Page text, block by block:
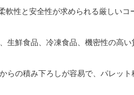
軟性と安全性が求められる厳しいコ
生鮮食品、冷凍食品、機密性の高
らの積み下ろしが容易で、パレッ